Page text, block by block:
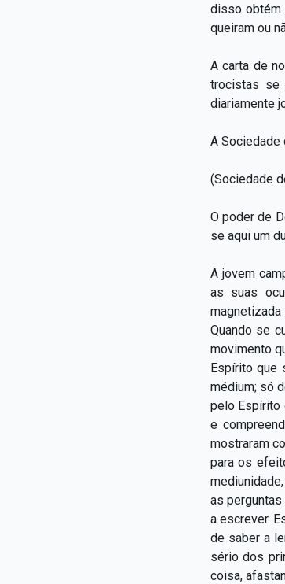
disso obtém
queiram ou
A carta de
trocistas se
diariamente
A Sociedade
(Sociedade
O poder de
se aqui um
A jovem
as suas
Quando se
movimento
Espírito que
médium; só
pelo Espírito
e
mostraram
para os
as
a escrever.
de saber a
sério dos
coisa,